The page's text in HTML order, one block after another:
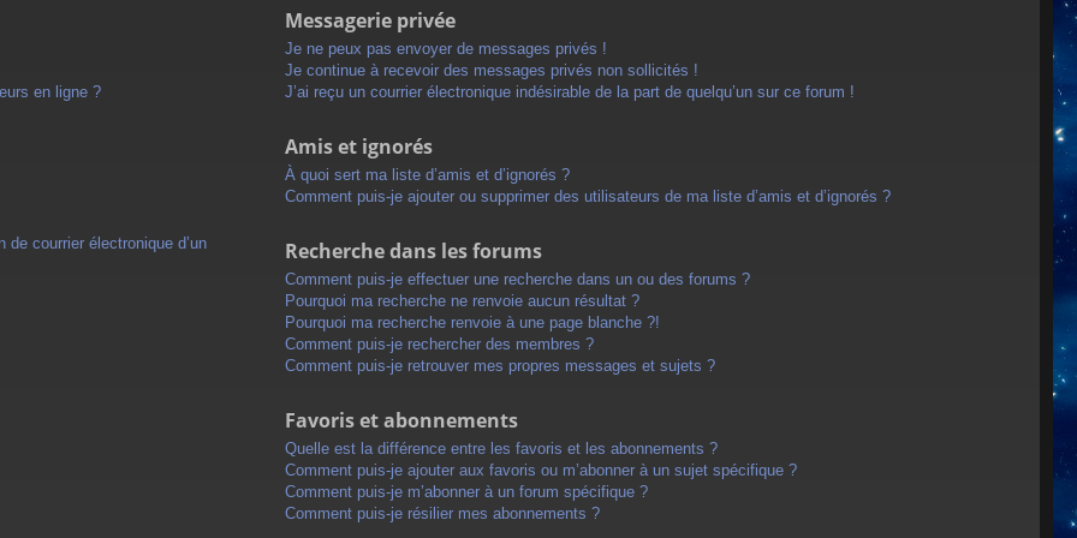
en ligne ?
courrier électronique d’un
Messagerie privée
Je ne peux pas envoyer de messages privés !
Je continue à recevoir des messages privés non sollicités !
J’ai reçu un courrier électronique indésirable de la part de quelqu’un sur ce forum !
Amis et ignorés
À quoi sert ma liste d’amis et d’ignorés ?
Comment puis-je ajouter ou supprimer des utilisateurs de ma liste d’amis et d’ignorés ?
Recherche dans les forums
Comment puis-je effectuer une recherche dans un ou des forums ?
Pourquoi ma recherche ne renvoie aucun résultat ?
Pourquoi ma recherche renvoie à une page blanche ?!
Comment puis-je rechercher des membres ?
Comment puis-je retrouver mes propres messages et sujets ?
Favoris et abonnements
Quelle est la différence entre les favoris et les abonnements ?
Comment puis-je ajouter aux favoris ou m’abonner à un sujet spécifique ?
Comment puis-je m’abonner à un forum spécifique ?
Comment puis-je résilier mes abonnements ?